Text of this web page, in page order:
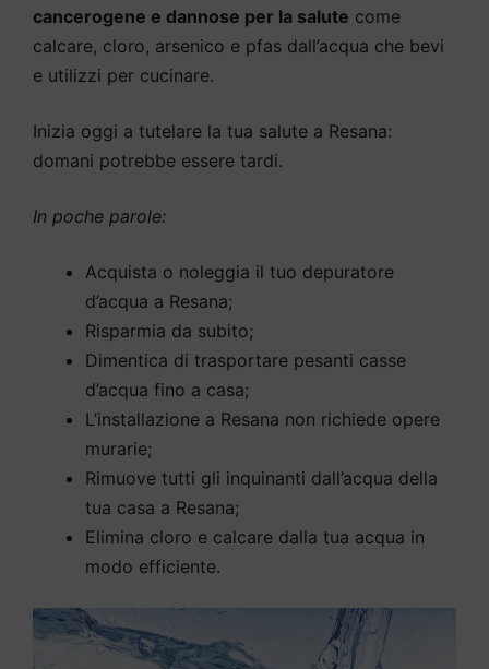
cancerogene e dannose per la salute come
calcare, cloro, arsenico e pfas dall’acqua che bevi
e utilizzi per cucinare.
Inizia oggi a tutelare la tua salute a Resana:
domani potrebbe essere tardi.
In poche parole:
Acquista o noleggia il tuo depuratore
d’acqua a Resana;
Risparmia da subito;
Dimentica di trasportare pesanti casse
d’acqua fino a casa;
L’installazione a Resana non richiede opere
murarie;
Rimuove tutti gli inquinanti dall’acqua della
tua casa a Resana;
Elimina cloro e calcare dalla tua acqua in
modo efficiente.